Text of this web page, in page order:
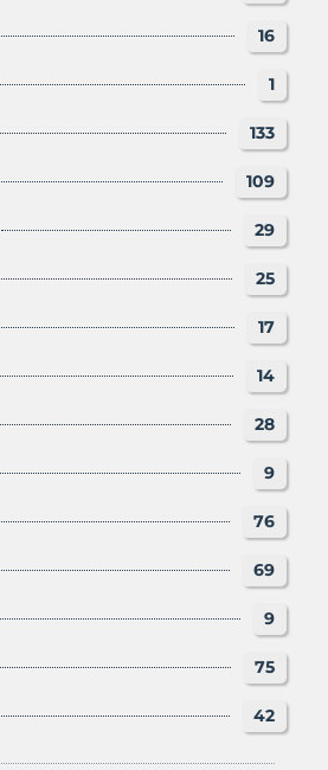
16
1
133
109
29
25
17
14
28
9
76
69
9
75
42